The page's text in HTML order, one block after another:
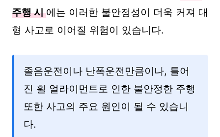
주행 시 에는 이러한 불안정성이 더욱 커져 대
형 사고로 이어질 위험이 있습니다.
졸음운전이나 난폭운전만큼이나, 틀어
진 휠 얼라이먼트로 인한 불안정한 주행
또한 사고의 주요 원인이 될 수 있습니
다.